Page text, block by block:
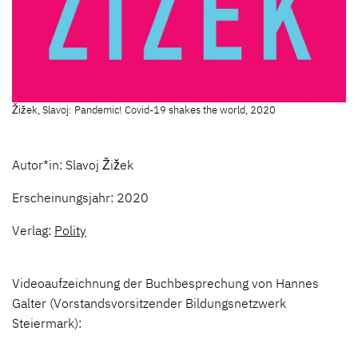
Žižek, Slavoj: Pandemic! Covid-19 shakes the world, 2020
Autor*in: Slavoj Žižek
Erscheinungsjahr: 2020
Verlag: Polity
Videoaufzeichnung der Buchbesprechung von Hannes
Galter (Vorstandsvorsitzender Bildungsnetzwerk
Steiermark):